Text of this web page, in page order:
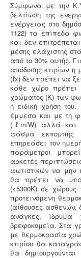
Σύμφωνα με την
βελτίωση της
ενέργειας στο
1122) τα επίπεδα
και δεν
μέσης ελάχιστης
από το 30% αυτής.
απόδοσης κτιρίων η
(ℓx) δεν πρέπει να
κάθε χώρο πρέπει
χρώματος (Κ) των
ή ειδική χρήση
έμμεσα και με τη
(ℓm/W) αλλά και
φάσμα εκπομπής
επηρεάσει τον
παράμετροι
αρκετές
φωτιστικών να μην
θα πρέπει να
(<5300Κ) σε
προτεινόμενη
(αίθουσες ασθενών,
ανάγκες, ίδρυμα
βρεφοκομεία. Στα
με θερμοκρασία
κτιρίου θα
θα